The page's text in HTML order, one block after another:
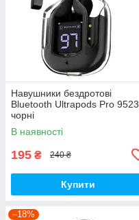
Навушники бездротові
Bluetooth Ultrapods Pro 9523,
чорні
В наявності
195 ₴ 240 ₴
Купити
–18%